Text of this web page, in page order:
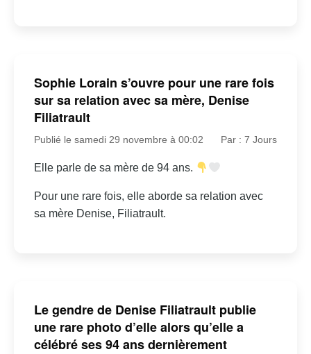
Sophie Lorain s’ouvre pour une rare fois
sur sa relation avec sa mère, Denise
Filiatrault
Publié le samedi 29 novembre à 00:02 Par : 7 Jours
Elle parle de sa mère de 94 ans.
Pour une rare fois, elle aborde sa relation avec
sa mère Denise, Filiatrault.
Le gendre de Denise Filiatrault publie
une rare photo d’elle alors qu’elle a
célébré ses 94 ans dernièrement